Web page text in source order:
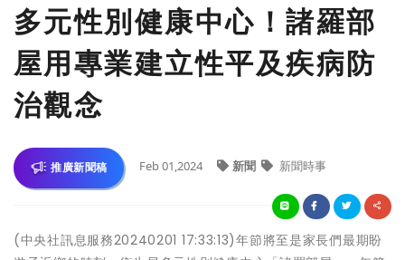
多元性別健康中心！諸羅部
屋用專業建立性平及疾病防
治觀念
推廣新聞稿 Feb 01,2024 新聞 新聞時事
(中央社訊息服務20240201 17:33:13)年節將至是家長們最期盼